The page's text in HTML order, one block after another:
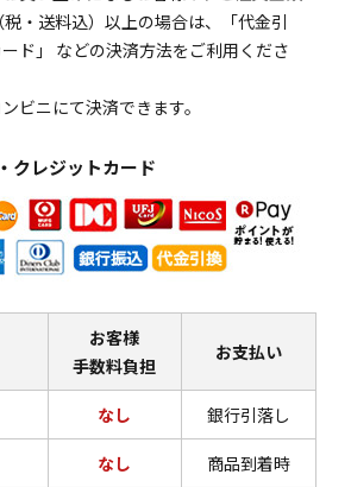
・送料込）以上の場合は、「代金引
ド」 などの決済方法をご利用くださ
ビニにて決済できます。
クレジットカード
お客様
手数料負担
お支払い
なし 銀行引落し
なし 商品到着時